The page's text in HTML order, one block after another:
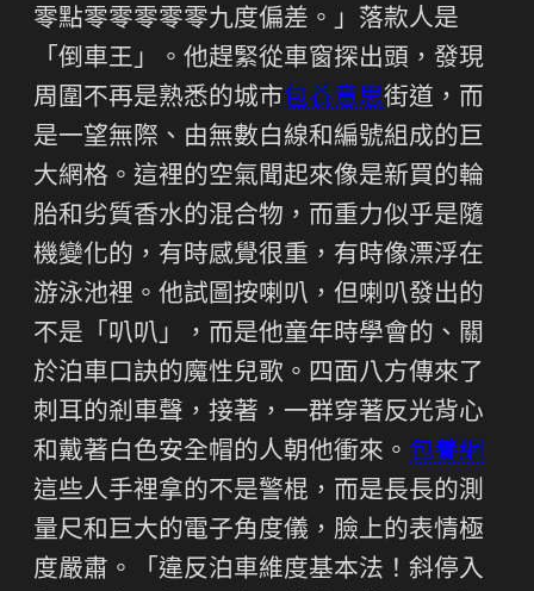
零點零零零零零九度偏差。」落款人是
「倒車王」。他趕緊從車窗探出頭，發現
周圍不再是熟悉的城市包養意思街道，而
是一望無際、由無數白線和編號組成的巨
大網格。這裡的空氣聞起來像是新買的輪
胎和劣質香水的混合物，而重力似乎是隨
機變化的，有時感覺很重，有時像漂浮在
游泳池裡。他試圖按喇叭，但喇叭發出的
不是「叭叭」，而是他童年時學會的、關
於泊車口訣的魔性兒歌。四面八方傳來了
刺耳的剎車聲，接著，一群穿著反光背心
和戴著白色安全帽的人朝他衝來。 包養網
這些人手裡拿的不是警棍，而是長長的測
量尺和巨大的電子角度儀，臉上的表情極
度嚴肅。「違反泊車維度基本法！斜停入